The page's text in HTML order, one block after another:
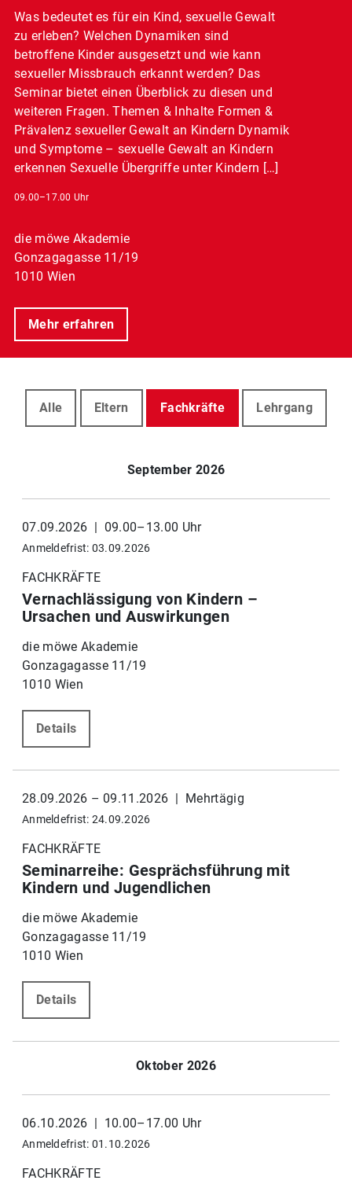
Was bedeutet es für ein Kind, sexuelle Gewalt
zu erleben? Welchen Dynamiken sind
betroffene Kinder ausgesetzt und wie kann
sexueller Missbrauch erkannt werden? Das
Seminar bietet einen Überblick zu diesen und
weiteren Fragen. Themen & Inhalte Formen &
Prävalenz sexueller Gewalt an Kindern Dynamik
und Symptome – sexuelle Gewalt an Kindern
erkennen Sexuelle Übergriffe unter Kindern […]
09.00–17.00 Uhr
die möwe Akademie
Gonzagagasse 11/19
1010 Wien
Mehr erfahren
Alle Eltern Fachkräfte Lehrgang
September 2026
07.09.2026 | 09.00–13.00 Uhr
Anmeldefrist: 03.09.2026
FACHKRÄFTE
Vernachlässigung von Kindern –
Ursachen und Auswirkungen
die möwe Akademie
Gonzagagasse 11/19
1010 Wien
Details
28.09.2026 – 09.11.2026 | Mehrtägig
Anmeldefrist: 24.09.2026
FACHKRÄFTE
Seminarreihe: Gesprächsführung mit
Kindern und Jugendlichen
die möwe Akademie
Gonzagagasse 11/19
1010 Wien
Details
Oktober 2026
06.10.2026 | 10.00–17.00 Uhr
Anmeldefrist: 01.10.2026
FACHKRÄFTE